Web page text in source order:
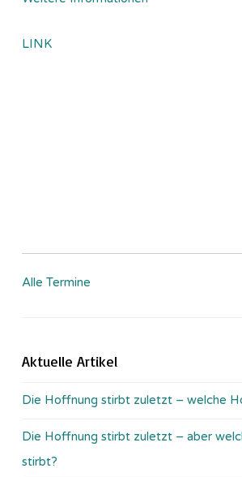
LINK
Alle Termine
Aktuelle Artikel
Die Hoffnung stirbt zuletzt – welche
Die Hoffnung stirbt zuletzt – aber
stirbt?